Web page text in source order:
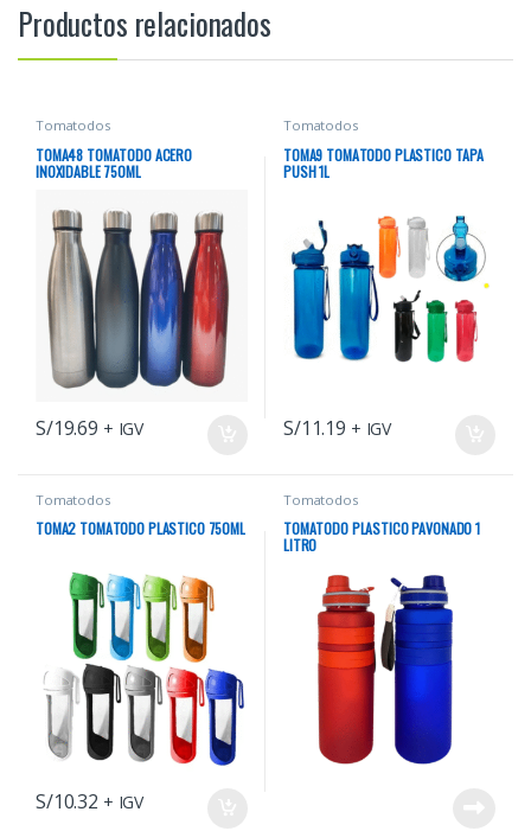
Productos relacionados
Tomatodos
TOMA48 TOMATODO ACERO
INOXIDABLE 750ML
S/19.69 + IGV
Tomatodos
TOMA9 TOMATODO PLASTICO TAPA
PUSH 1L
S/11.19 + IGV
Tomatodos
TOMA2 TOMATODO PLASTICO 750ML
S/10.32 + IGV
Tomatodos
TOMATODO PLASTICO PAVONADO 1
LITRO